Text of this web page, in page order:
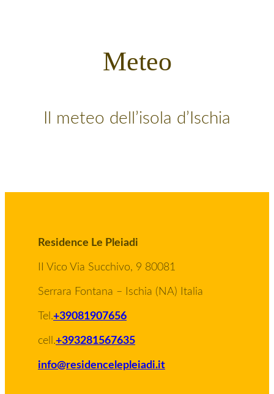
Meteo
Il meteo dell’isola d’Ischia
Residence Le Pleiadi
II Vico Via Succhivo, 9 80081
Serrara Fontana – Ischia (NA) Italia
Tel.+39081907656
cell.+393281567635
info@residencelepleiadi.it